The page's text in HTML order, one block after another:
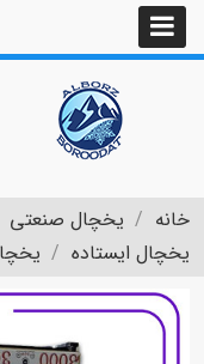
خانه یخچال صنعتی
یخچال ایستاده